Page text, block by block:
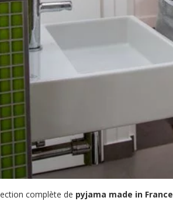
complète de pyjama made in France